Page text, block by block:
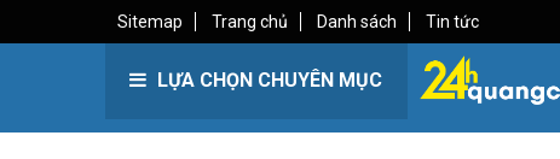
Sitemap Trang chủ Danh sách Tin tức
LỰA CHỌN CHUYÊN MỤC